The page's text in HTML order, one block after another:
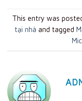
This entry was
tại nhà and tagged